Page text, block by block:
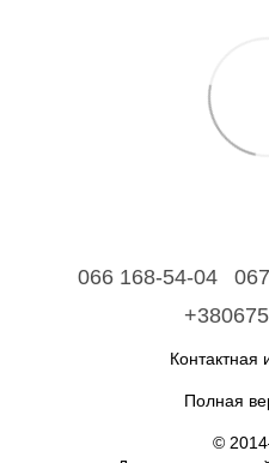
066 168-54-04
Полная
©